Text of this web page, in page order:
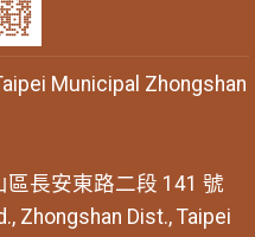
Municipal Zhongshan
長安東路二段 141 號
Zhongshan Dist., Taipei